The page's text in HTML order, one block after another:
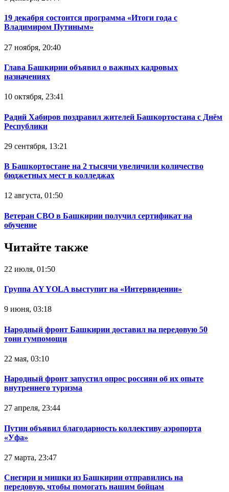
19 декабря состоится программа «Итоги года с
Владимиром Путиным»
27 ноября, 20:40
Глава Башкирии объявил о важных кадровых
назначениях
10 октября, 23:41
Радий Хабиров поздравил жителей Башкортостана с Днём
Республики
29 сентября, 13:21
В Башкортостане на 2 тысячи увеличили количество
бюджетных мест в колледжах
12 августа, 01:50
Ветеран СВО в Башкирии получил сертификат на
обучение
Читайте также
22 июля, 01:50
Группа AY YOLA выступит на «Интервидении»
9 июня, 03:18
Народный фронт Башкирии доставил на передовую 50
тонн гумпомощи
22 мая, 03:10
Народный фронт запустил опрос россиян об их опыте
внутреннего туризма
27 апреля, 23:44
Путин объявил благодарность коллективу аэропорта
«Уфа»
27 марта, 23:47
Снегири и мишки из Башкирии отправились на
передовую, чтобы помогать нашим бойцам